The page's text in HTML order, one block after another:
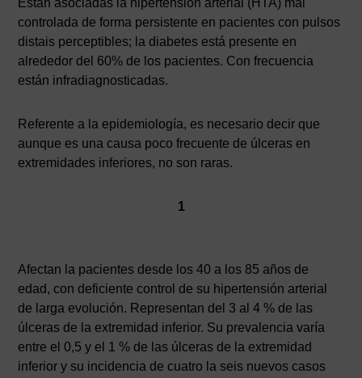
Están asociadas la hipertensión arterial (HTA) mal
controlada de forma persistente en pacientes con pulsos
distais perceptibles; la diabetes está presente en
alrededor del 60% de los pacientes. Con frecuencia
están infradiagnosticadas.
Referente a la epidemiología, es necesario decir que
aunque es una causa poco frecuente de úlceras en
extremidades inferiores, no son raras.
1
Afectan la pacientes desde los 40 a los 85 años de
edad, con deficiente control de su hipertensión arterial
de larga evolución. Representan del 3 al 4 % de las
úlceras de la extremidad inferior. Su prevalencia varía
entre el 0,5 y el 1 % de las úlceras de la extremidad
inferior y su incidencia de cuatro la seis nuevos casos